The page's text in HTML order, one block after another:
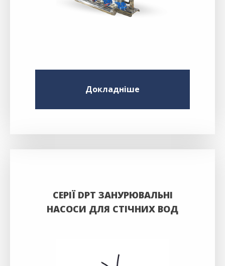
Докладніше
СЕРІЇ DPT ЗАНУРЮВАЛЬНІ
НАСОСИ ДЛЯ СТІЧНИХ ВОД